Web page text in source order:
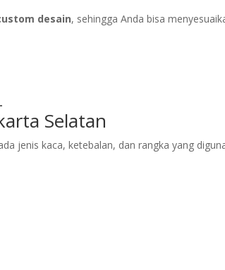
desain, sehingga Anda bisa
Selatan
jenis kaca, ketebalan, dan rangka yang